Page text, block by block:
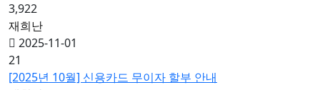
3,922
재희난
2025-11-01
21
[2025년 10월] 신용카드 무이자 할부 안내